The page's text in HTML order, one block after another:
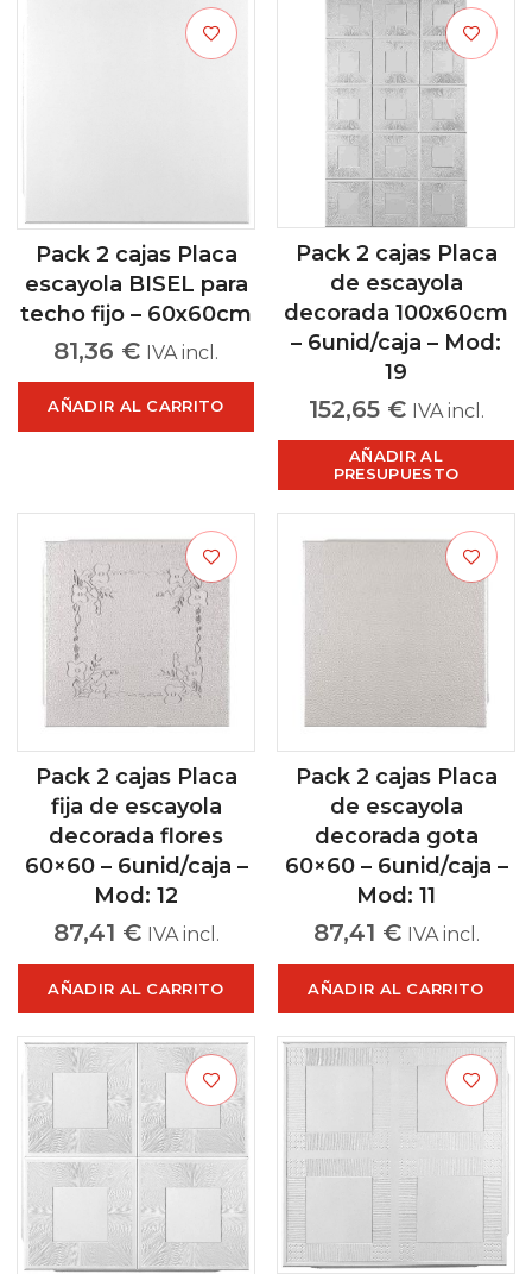
Pack 2 cajas Placa
escayola BISEL para
techo fijo – 60x60cm
81,36 € IVA incl.
AÑADIR AL CARRITO
Pack 2 cajas Placa
de escayola
decorada 100x60cm
– 6unid/caja – Mod:
19
152,65 € IVA incl.
AÑADIR AL
PRESUPUESTO
Pack 2 cajas Placa
fija de escayola
decorada flores
60×60 – 6unid/caja –
Mod: 12
87,41 € IVA incl.
AÑADIR AL CARRITO
Pack 2 cajas Placa
de escayola
decorada gota
60×60 – 6unid/caja –
Mod: 11
87,41 € IVA incl.
AÑADIR AL CARRITO